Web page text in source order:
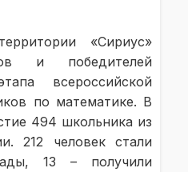
«Сириус»
и победителей
всероссийской
по математике. В
494 школьника из
212 человек стали
13 – получили